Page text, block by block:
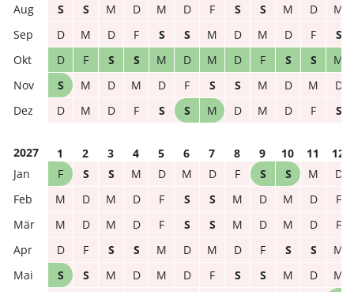
S
S M D M D F S S M D
M
D
M D F S S M D M D F
S
D
F S S M D M D F S S
M
S
M D M D F S S M D M
D
D
M D F S S M D M D F S
2027 1 2 3 4 5 6 7 8 9 10 11
12
F
S S M D M D F S S M
D
M
D M D F S S M D M D
F
M
D M D F S S M D M D
F
D
F S S M D M D F S S
M
S
S M D M D F S S M D
M